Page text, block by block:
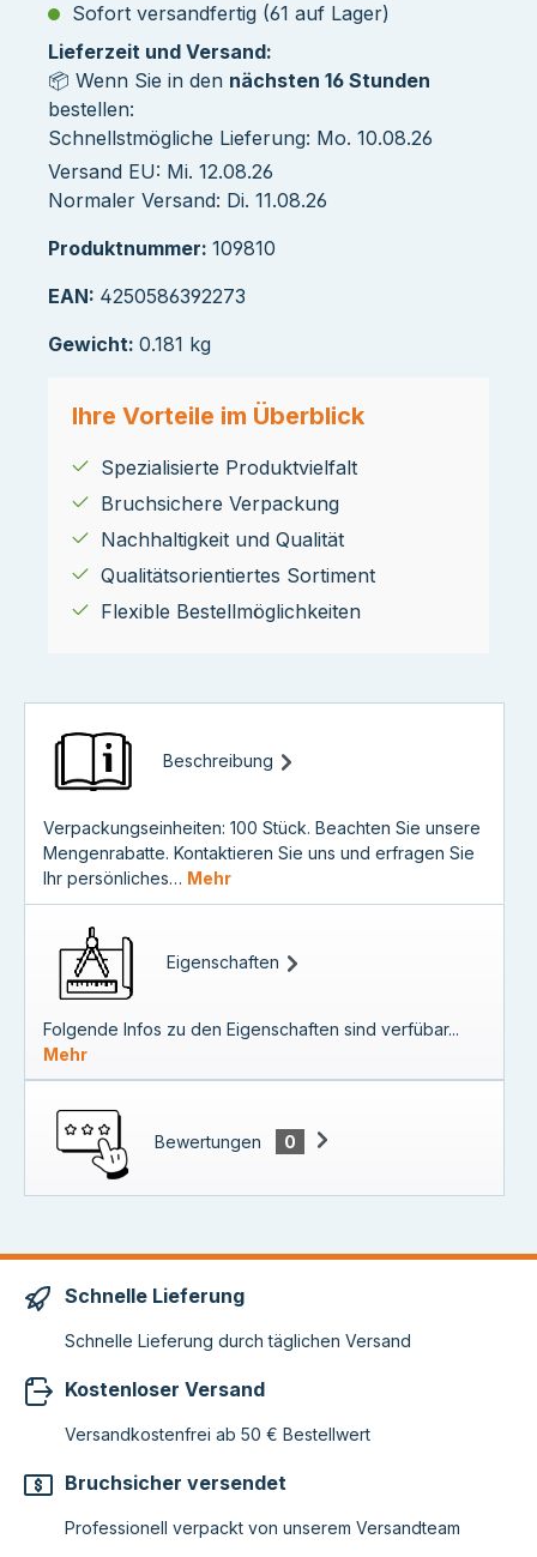
Sofort versandfertig (61 auf Lager)
Lieferzeit und Versand:
📦 Wenn Sie in den nächsten 16 Stunden
bestellen:
Schnellstmögliche Lieferung: Mo. 10.08.26
Versand EU: Mi. 12.08.26
Normaler Versand: Di. 11.08.26
Produktnummer: 109810
EAN: 4250586392273
Gewicht: 0.181 kg
Ihre Vorteile im Überblick
Spezialisierte Produktvielfalt
Bruchsichere Verpackung
Nachhaltigkeit und Qualität
Qualitätsorientiertes Sortiment
Flexible Bestellmöglichkeiten
Beschreibung
Verpackungseinheiten: 100 Stück. Beachten Sie unsere
Mengenrabatte. Kontaktieren Sie uns und erfragen Sie
Ihr persönliches… Mehr
Eigenschaften
Folgende Infos zu den Eigenschaften sind verfübar...
Mehr
Bewertungen 0
Schnelle Lieferung
Schnelle Lieferung durch täglichen Versand
Kostenloser Versand
Versandkostenfrei ab 50 € Bestellwert
Bruchsicher versendet
Professionell verpackt von unserem Versandteam